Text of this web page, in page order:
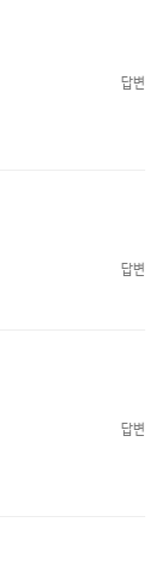
답변
답변
답변